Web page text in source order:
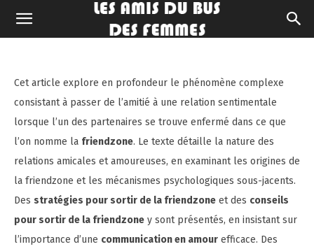
Sortir de la friendzone :
Cet article explore en profondeur le phénomène complexe
consistant à passer de l’amitié à une relation sentimentale
lorsque l’un des partenaires se trouve enfermé dans ce que
l’on nomme la friendzone. Le texte détaille la nature des
relations amicales et amoureuses, en examinant les origines de
la friendzone et les mécanismes psychologiques sous-jacents.
Des stratégies pour sortir de la friendzone et des conseils
pour sortir de la friendzone y sont présentés, en insistant sur
l’importance d’une communication en amour efficace. Des